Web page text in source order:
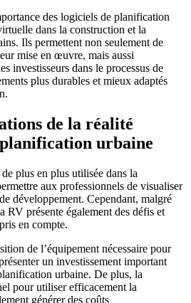
des logiciels de planification
dans la construction et la
Ils permettent non seulement de
mise en œuvre, mais aussi
investisseurs dans le processus de
plus durables et mieux adaptés
de la réalité
urbaine
plus en plus utilisée dans la
aux professionnels de visualiser
développement. Cependant, malgré
RV présente également des défis et
en compte.
de l’équipement nécessaire pour
un investissement important
urbaine. De plus, la
pour utiliser efficacement la
générer des coûts